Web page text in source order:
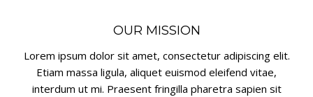
OUR MISSION
Lorem ipsum dolor sit amet, consectetur adipiscing elit.
Etiam massa ligula, aliquet euismod eleifend vitae,
interdum ut mi. Praesent fringilla pharetra sapien sit